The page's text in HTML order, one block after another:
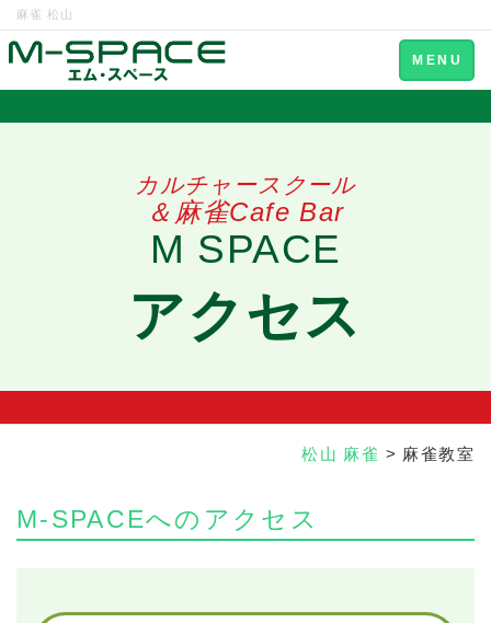
麻雀 松山
Toggle
navigation
MENU
カルチャースクール
＆麻雀Cafe Bar
M SPACE
アクセス
松山 麻雀 > 麻雀教室
M-SPACEへのアクセス